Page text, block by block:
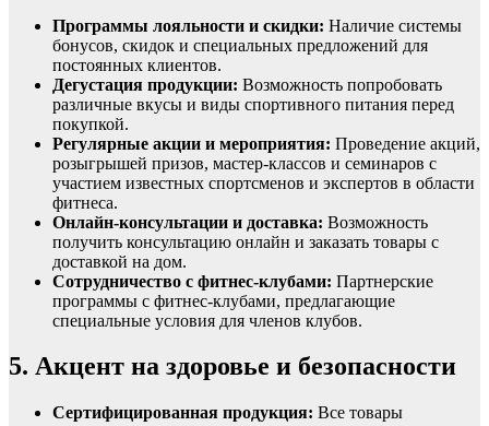
Программы лояльности и скидки: Наличие системы
бонусов, скидок и специальных предложений для
постоянных клиентов.
Дегустация продукции: Возможность попробовать
различные вкусы и виды спортивного питания перед
покупкой.
Регулярные акции и мероприятия: Проведение акций,
розыгрышей призов, мастер-классов и семинаров с
участием известных спортсменов и экспертов в области
фитнеса.
Онлайн-консультации и доставка: Возможность
получить консультацию онлайн и заказать товары с
доставкой на дом.
Сотрудничество с фитнес-клубами: Партнерские
программы с фитнес-клубами, предлагающие
специальные условия для членов клубов.
5. Акцент на здоровье и безопасности
Сертифицированная продукция: Все товары